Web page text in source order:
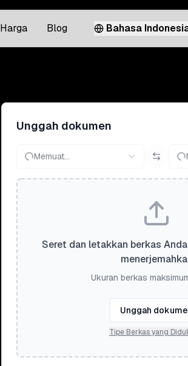
Harga Blog Bahasa
Unggah dokumen
Memuat...
Seret dan letakkan berkas
Ukuran berkas
Unggah
Tipe Berkas yang